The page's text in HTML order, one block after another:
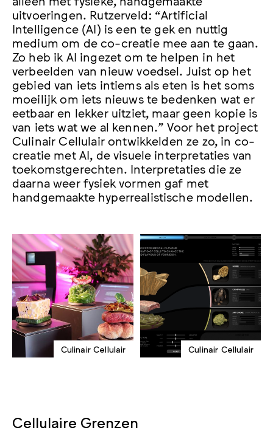
uitvoeringen. Rutzerveld: “Artificial
Intelligence (AI) is een te gek en nuttig
medium om de co-creatie mee aan te gaan.
Zo heb ik AI ingezet om te helpen in het
verbeelden van nieuw voedsel. Juist op het
gebied van iets intiems als eten is het soms
moeilijk om iets nieuws te bedenken wat er
eetbaar en lekker uitziet, maar geen kopie is
van iets wat we al kennen.” Voor het project
Culinair Cellulair ontwikkelden ze zo, in co-
creatie met AI, de visuele interpretaties van
toekomstgerechten. Interpretaties die ze
daarna weer fysiek vormen gaf met
handgemaakte hyperrealistische modellen.
Culinair Cellulair Culinair Cellulair
Cellulaire Grenzen